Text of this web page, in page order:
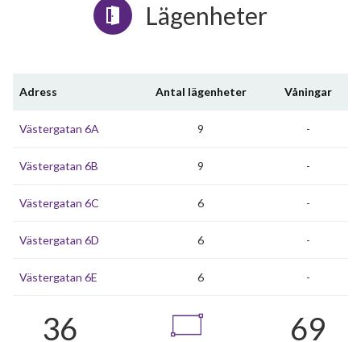
Lägenheter
Adress Antal lägenheter Våningar
Västergatan 6A 9 -
Västergatan 6B 9 -
Västergatan 6C 6 -
Västergatan 6D 6 -
Västergatan 6E 6 -